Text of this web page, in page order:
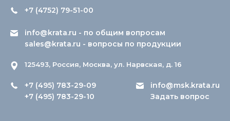
+7 (4752) 79-51-00
info@krata.ru - по общим вопросам
sales@krata.ru - вопросы по продукции
125493, Россия, Москва, ул. Нарвская, д. 16
+7 (495) 783-29-09
+7 (495) 783-29-10
info@msk.krata.ru
Задать вопрос